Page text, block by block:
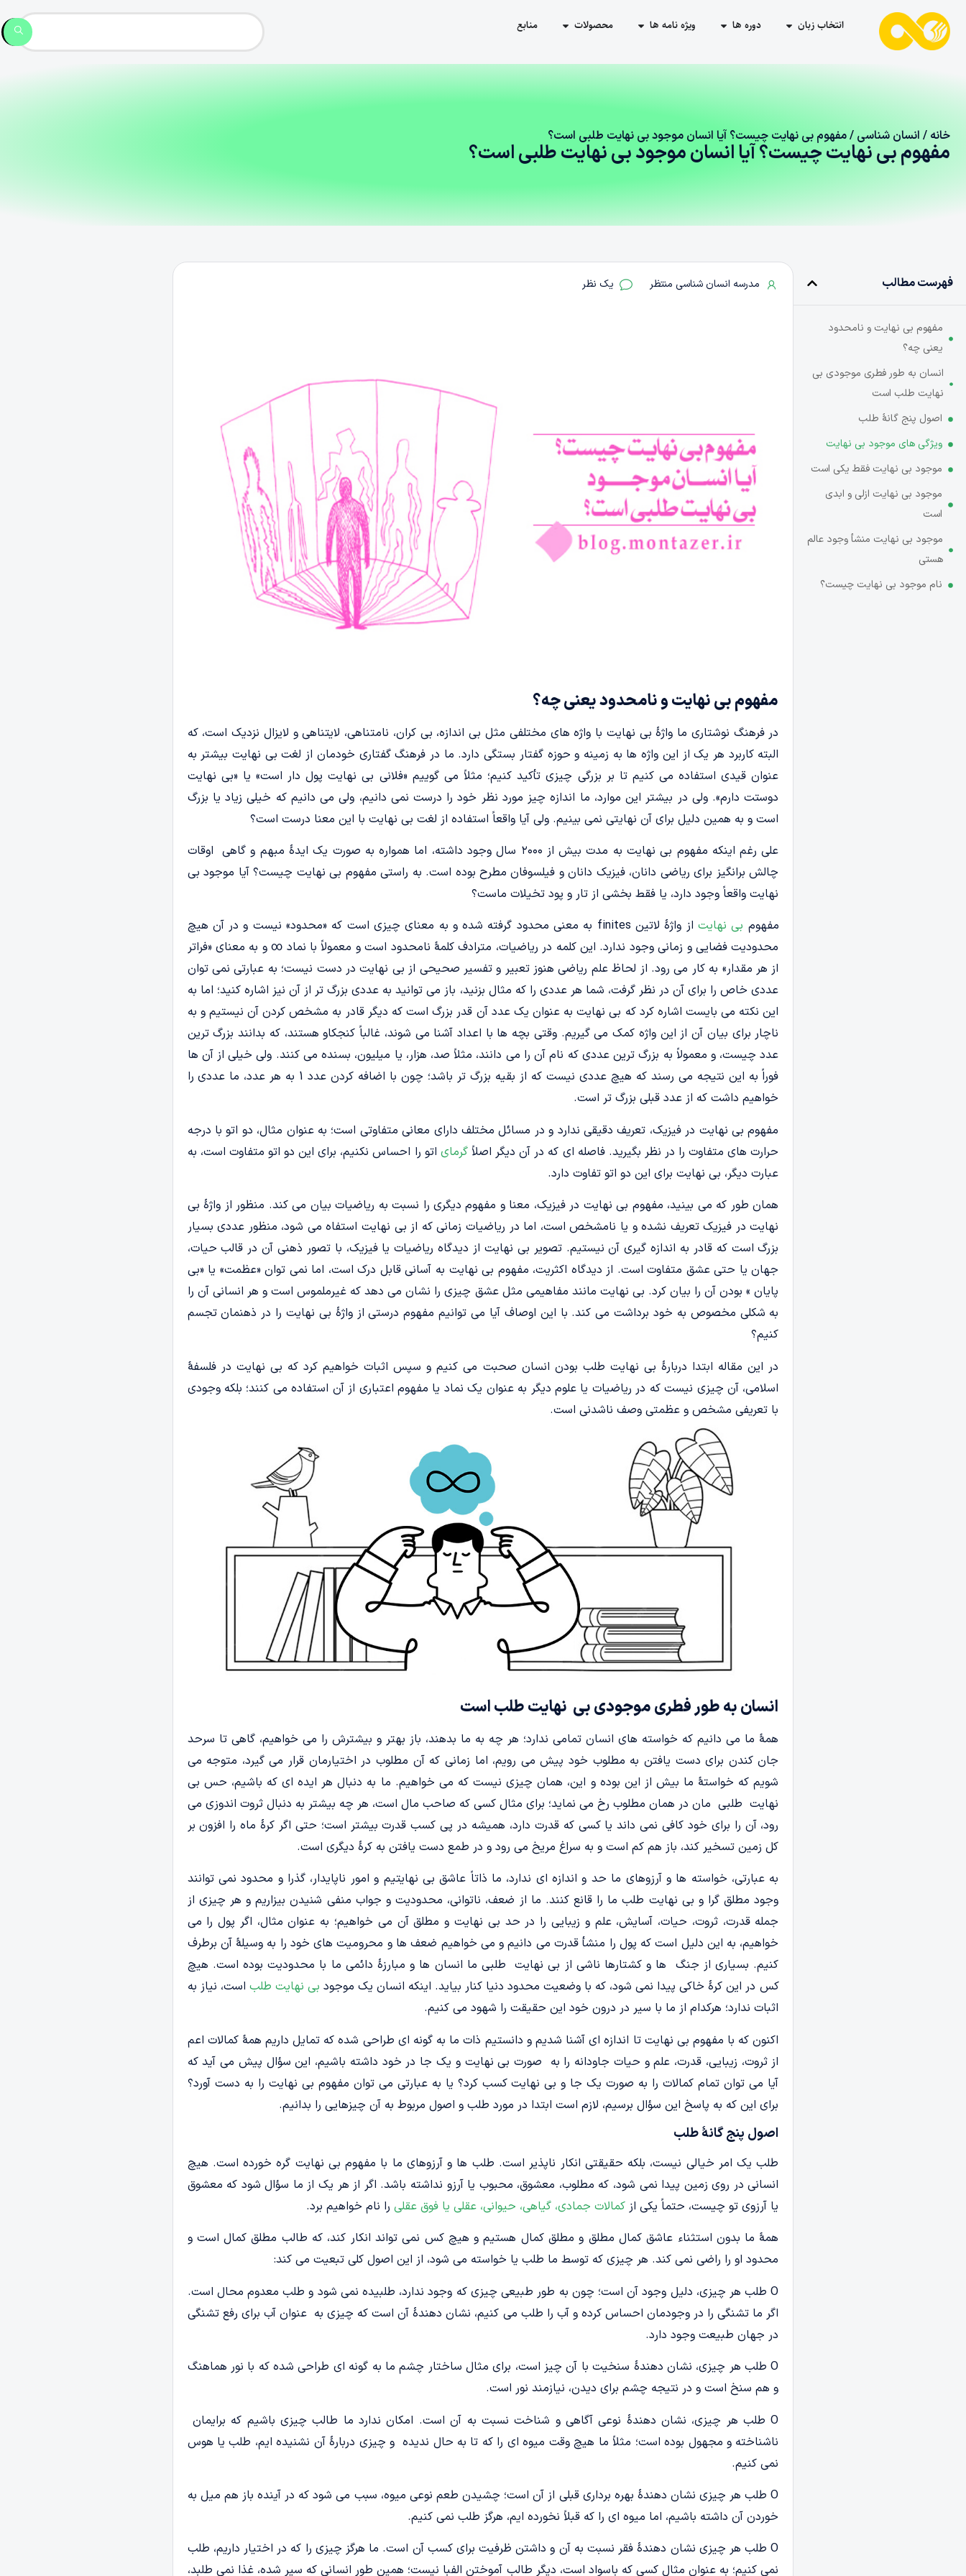
انتخاب زبان دوره ها ویژه نامه ها محصولات منابع
خانه / انسان شناسی / مفهوم بی نهایت چیست؟ آیا انسان موجود بی‌ نهایت طلبی است؟
مفهوم بی نهایت چیست؟ آیا انسان موجود بی‌ نهایت طلبی است؟
فهرست مطالب
مفهوم بی‌ نهایت و نامحدود
یعنی چه؟
انسان به طور فطری موجودی بی‌
نهایت طلب است
اصول پنج‌ گانۀ طلب
ویژگی های موجود بی‌ نهایت
موجود بی‌ نهایت فقط یکی است
موجود بی‌ نهایت ازلی و ابدی
است
موجود بی‌ نهایت منشأ وجود عالم
هستی
نام موجود بی‌ نهایت چیست؟
مدرسه انسان شناسی منتظر یک نظر
مفهوم بی‌ نهایت و نامحدود یعنی چه؟
در فرهنگ نوشتاری ما واژۀ بی نهایت با واژه های مختلفی مثل بی اندازه، بی کران، نامتناهی، لایتناهی و لایزال نزدیک است، که
البته کاربرد هر یک از این واژه ها به زمینه و حوزه گفتار بستگی دارد. ما در فرهنگ گفتاری خودمان از لغت بی نهایت بیشتر به
عنوان قیدی استفاده می کنیم تا بر بزرگی چیزی تأکید کنیم؛ مثلاً می گوییم «فلانی بی نهایت پول دار است» یا «بی نهایت
دوستت دارم». ولی در بیشتر این موارد، ما اندازه چیز مورد نظر خود را درست نمی دانیم، ولی می دانیم که خیلی زیاد یا بزرگ
است و به همین دلیل برای آن نهایتی نمی بینیم. ولی آیا واقعاً استفاده از لغت بی نهایت با این معنا درست است؟
علی رغم اینکه مفهوم بی نهایت به مدت بیش از ۲۰۰۰ سال وجود داشته، اما همواره به صورت یک ایدۀ مبهم و گاهی اوقات
چالش‎ برانگیز برای ریاضی دانان، فیزیک دانان و فیلسوفان مطرح بوده است. به راستی مفهوم بی نهایت چیست؟ آیا موجود بی
نهایت واقعاً وجود دارد، یا فقط بخشی از تار و پود تخیلات ماست؟
مفهوم بی نهایت
از واژۀ لاتین finites به معنی محدود گرفته شده و به معنای چیزی است که «محدود» نیست و در آن هیچ
محدودیت فضایی و زمانی وجود ندارد. این کلمه در ریاضیات، مترادف کلمۀ نامحدود است و معمولاً با نماد ∞ و به معنای «فراتر
از هر مقدار» به کار می رود. از لحاظ علم ریاضی هنوز تعبیر و تفسیر صحیحی از بی نهایت در دست نیست؛ به عبارتی نمی توان
عددی خاص را برای آن در نظر گرفت، شما هر عددی را که مثال بزنید، باز می توانید به عددی بزرگ تر از آن نیز اشاره کنید؛ اما به
این نکته می بایست اشاره کرد که بی نهایت به عنوان یک عدد آن قدر بزرگ است که دیگر قادر به مشخص کردن آن نیستیم و به
ناچار برای بیان آن از این واژه کمک می گیریم. وقتی بچه ها با اعداد آشنا می شوند، غالباً کنجکاو هستند، که بدانند بزرگ ترین
عدد چیست، و معمولاً به بزرگ ترین عددی که نام آن را می دانند، مثلاً صد، هزار، یا میلیون، بسنده می کنند. ولی خیلی از آن ها
فوراً به این نتیجه می رسند که هیچ عددی نیست که از بقیه بزرگ تر باشد؛ چون با اضافه کردن عدد 1 به هر عدد، ما عددی را
خواهیم داشت که از عدد قبلی بزرگ تر است.
مفهوم بی نهایت در فیزیک، تعریف دقیقی ندارد و در مسائل مختلف دارای معانی متفاوتی است؛ به عنوان مثال، دو اتو با درجه
حرارت های متفاوت را در نظر بگیرید. فاصله ای که در آن دیگر اصلاًگرمای اتو را احساس نکنیم، برای این دو اتو متفاوت است، به
عبارت دیگر، بی نهایت برای این دو اتو تفاوت دارد.
همان طور که می بینید، مفهوم بی نهایت در فیزیک، معنا و مفهوم دیگری را نسبت به ریاضیات بیان می کند. منظور از واژۀ بی
نهایت در فیزیک تعریف نشده و یا نامشخص است، اما در ریاضیات زمانی که از بی نهایت استفاه می شود، منظور عددی بسیار
بزرگ است که قادر به اندازه گیری آن نیستیم. تصویر بی نهایت از دیدگاه ریاضیات یا فیزیک، با تصور ذهنی آن در قالب حیات،
جهان یا حتی عشق متفاوت است. از دیدگاه اکثریت، مفهوم بی نهایت به آسانی قابل درک است، اما نمی توان «عظمت» یا «بی
پایان » بودن آن را بیان کرد. بی نهایت مانند مفاهیمی مثل عشق چیزی را نشان می دهد که غیرملموس است و هر انسانی آن را
به شکلی مخصوص به خود برداشت می کند. با این اوصاف آیا می توانیم مفهوم درستی از واژۀ بی نهایت را در ذهنمان تجسم
کنیم؟
در این مقاله ابتدا دربارۀ بی نهایت طلب بودن انسان صحبت می کنیم و سپس اثبات خواهیم کرد که بی نهایت در فلسفۀ
اسلامی، آن چیزی نیست که در ریاضیات یا علوم دیگر به عنوان یک نماد یا مفهوم اعتباری از آن استفاده می کنند؛ بلکه وجودی
با تعریفی مشخص و عظمتی وصف ناشدنی است.
انسان به طور فطری موجودی بی‌ نهایت طلب است
همۀ ما می دانیم که خواسته های انسان تمامی ندارد؛ هر چه به ما بدهند، باز بهتر و بیشترش را می خواهیم، گاهی تا سرحد
جان کندن برای دست یافتن به مطلوب خود پیش می رویم، اما زمانی که آن مطلوب در اختیارمان قرار می گیرد، متوجه می
شویم که خواستۀ ما بیش از این بوده و این، همان چیزی نیست که می خواهیم. ما به دنبال هر ایده ای که باشیم، حس بی
نهایت طلبی مان در همان مطلوب رخ می نماید؛ برای مثال کسی که صاحب مال است، هر چه بیشتر به دنبال ثروت اندوزی می
رود، آن را برای خود کافی نمی داند یا کسی که قدرت دارد، همیشه در پی کسب قدرت بیشتر است؛ حتی اگر کرۀ ماه را افزون بر
کل زمین تسخیر کند، باز هم کم است و به سراغ مریخ می رود و در طمع دست یافتن به کرۀ دیگری است.
به عبارتی، خواسته ها و آرزوهای ما حد و اندازه ای ندارد، ما ذاتاً عاشق بی نهایتیم و امور ناپایدار، گذرا و محدود نمی توانند
وجود مطلق گرا و بی نهایت طلب ما را قانع کنند. ما از ضعف، ناتوانی، محدودیت و جواب منفی شنیدن بیزاریم و هر چیزی از
جمله قدرت، ثروت، حیات، آسایش، علم و زیبایی را در حد بی نهایت و مطلق آن می خواهیم؛ به عنوان مثال، اگر پول را می
خواهیم، به این دلیل است که پول را منشأ قدرت می دانیم و می خواهیم ضعف ها و محرومیت های خود را به وسیلۀ آن برطرف
کنیم. بسیاری از جنگ ها و کشتارها ناشی از بی نهایت طلبی ما انسان ها و مبارزۀ دائمی ما با محدودیت بوده است. هیچ
کس در این کرۀ خاکی پیدا نمی شود، که با وضعیت محدود دنیا کنار بیاید. اینکه انسان یک موجود بی نهایت طلب است، نیاز به
اثبات ندارد؛ هرکدام از ما با سیر در درون خود این حقیقت را شهود می کنیم.
اکنون که با مفهوم بی نهایت تا اندازه ای آشنا شدیم و دانستیم ذات ما به گونه ای طراحی شده که تمایل داریم همۀ کمالات اعم
از ثروت، زیبایی، قدرت، علم و حیات جاودانه را به صورت بی نهایت و یک جا در خود داشته باشیم، این سؤال پیش می آید که
آیا می توان تمام کمالات را به صورت یک جا و بی نهایت کسب کرد؟ یا به عبارتی می توان مفهوم بی نهایت را به دست آورد؟
برای این که به پاسخ این سؤال برسیم، لازم است ابتدا در مورد طلب و اصول مربوط به آن چیزهایی را بدانیم.
اصول پنج‌ گانۀ طلب
طلب یک امر خیالی نیست، بلکه حقیقتی انکار ناپذیر است. طلب ها و آرزوهای ما با مفهوم بی نهایت گره خورده است. هیچ
انسانی در روی زمین پیدا نمی شود، که مطلوب، معشوق، محبوب یا آرزو نداشته باشد. اگر از هر یک از ما سؤال شود که معشوق
یا آرزوی تو چیست، حتماً یکی از کمالات جمادی، گیاهی، حیوانی، عقلی یا فوق عقلیرا نام خواهیم برد.
همۀ ما بدون استثناء عاشق کمال مطلق و مطلق کمال هستیم و هیچ کس نمی تواند انکار کند، که طالب مطلق کمال است و
محدود او را راضی نمی کند. هر چیزی که توسط ما طلب یا خواسته می شود، از این اصول کلی تبعیت می کند:
O طلب هر چیزی، دلیل وجود آن است؛ چون به طور طبیعی چیزی که وجود ندارد، طلبیده نمی شود و طلب معدوم محال است.
اگر ما تشنگی را در وجودمان احساس کرده و آب را طلب می کنیم، نشان دهندۀ آن است که چیزی به عنوان آب برای رفع تشنگی
در جهان طبیعت وجود دارد.
O طلب هر چیزی، نشان دهندۀ سنخیت با آن چیز است، برای مثال ساختار چشم ما به گونه ای طراحی شده که با نور هماهنگ
و هم سنخ است و در نتیجه چشم برای دیدن، نیازمند نور است.
O طلب هر چیزی، نشان دهندۀ نوعی آگاهی و شناخت نسبت به آن است. امکان ندارد ما طالب چیزی باشیم که برایمان
ناشناخته و مجهول بوده است؛ مثلاً ما هیچ وقت میوه ای را که تا به حال ندیده و چیزی دربارۀ آن نشنیده ایم، طلب یا هوس
نمی کنیم.
O طلب هر چیزی نشان دهندۀ بهره برداری قبلی از آن است؛ چشیدن طعم نوعی میوه، سبب می شود که در آینده باز هم میل به
خوردن آن داشته باشیم، اما میوه ای را که قبلاً نخورده ایم، هرگز طلب نمی کنیم.
O طلب هر چیزی نشان دهندۀ فقر نسبت به آن و داشتن ظرفیت برای کسب آن است. ما هرگز چیزی را که در اختیار داریم، طلب
نمی کنیم؛ به عنوان مثال کسی که باسواد است، دیگر طالب آموختن الفبا نیست؛ همین طور انسانی که سیر شده، غذا نمی طلبد،